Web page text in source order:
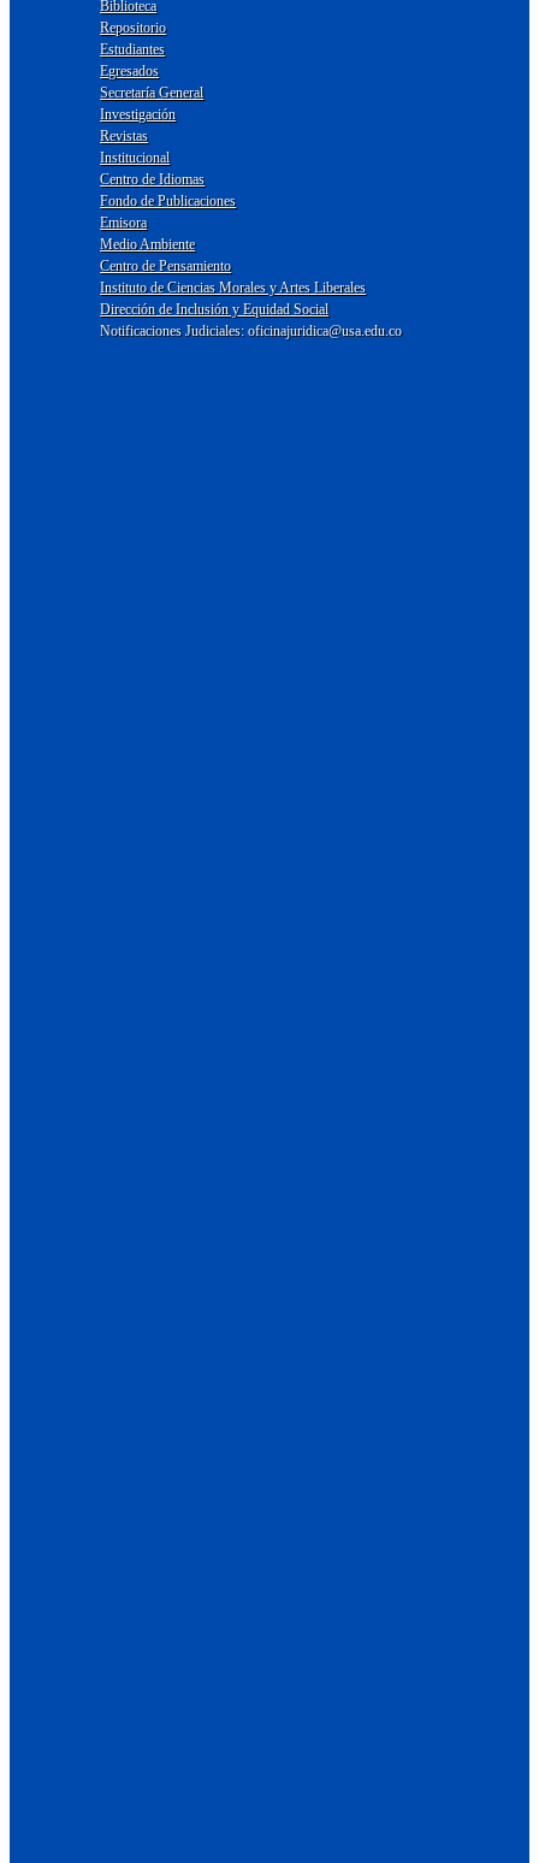
Biblioteca
Repositorio
Estudiantes
Egresados
Secretaría General
Investigación
Revistas
Institucional
Centro de Idiomas
Fondo de Publicaciones
Emisora
Medio Ambiente
Centro de Pensamiento
Instituto de Ciencias Morales y Artes Liberales
Dirección de Inclusión y Equidad Social
Notificaciones Judiciales: oficinajuridica@usa.edu.co